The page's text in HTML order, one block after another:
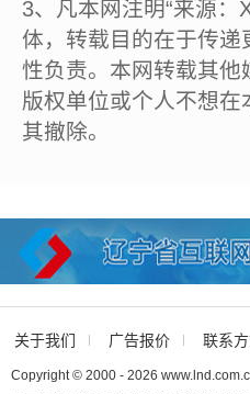
3、凡本网注明“来源
体，转载目的在于传
性负责。本网转载其
版权单位或个人不想
其撤除。
关于我们 广告报价 联系
Copyright © 2000 - 2026